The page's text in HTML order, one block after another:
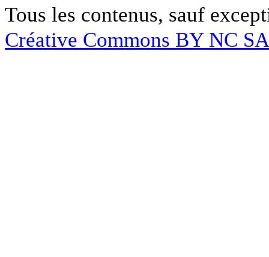
Tous les contenus, sauf
Créative Commons BY NC SA